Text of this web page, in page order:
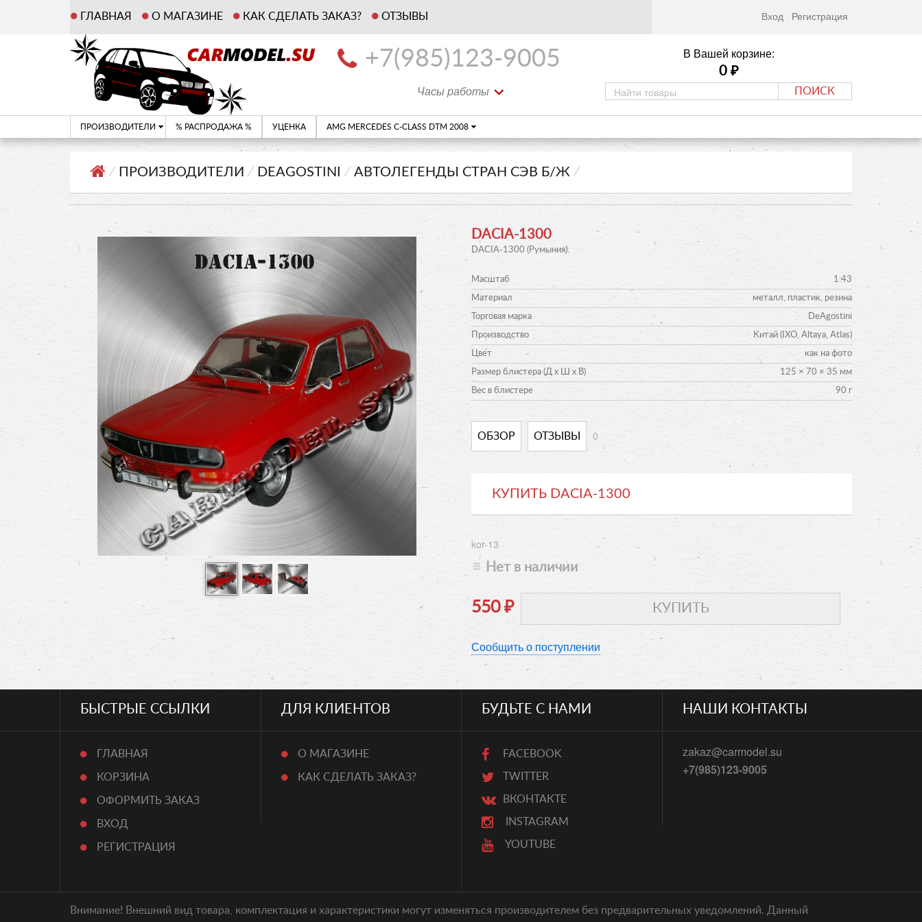
ГЛАВНАЯ О МАГАЗИНЕ КАК СДЕЛАТЬ ЗАКАЗ? ОТЗЫВЫ Вход Регистрация
+7(985)123-9005
Часы работы
В Вашей корзине:
0 ₽
ПОИСК
ПРОИЗВОДИТЕЛИ % РАСПРОДАЖА % УЦЕНКА AMG MERCEDES C-CLASS DTM 2008
⁄ ПРОИЗВОДИТЕЛИ ⁄ DEAGOSTINI ⁄ АВТОЛЕГЕНДЫ СТРАН СЭВ Б/Ж ⁄
DACIA-1300
DACIA-1300 (Румыния).
Масштаб 1:43
Материал металл, пластик, резина
Торговая марка DeAgostini
Производство Китай (IXO, Altaya, Atlas)
Цвет как на фото
Размер блистера (Д х Ш х В) 125 × 70 × 35 мм
Вес в блистере 90 г
ОБЗОР ОТЗЫВЫ 0
КУПИТЬ DACIA-1300
kor-13
Нет в наличии
550 ₽
Сообщить о поступлении
БЫСТРЫЕ ССЫЛКИ
ГЛАВНАЯ
КОРЗИНА
ОФОРМИТЬ ЗАКАЗ
ВХОД
РЕГИСТРАЦИЯ
ДЛЯ КЛИЕНТОВ
О МАГАЗИНЕ
КАК СДЕЛАТЬ ЗАКАЗ?
БУДЬТЕ С НАМИ
FACEBOOK
TWITTER
ВКОНТАКТЕ
INSTAGRAM
YOUTUBE
НАШИ КОНТАКТЫ
zakaz@carmodel.su
+7(985)123-9005
Внимание! Внешний вид товара, комплектация и характеристики могут изменяться производителем без предварительных уведомлений. Данный